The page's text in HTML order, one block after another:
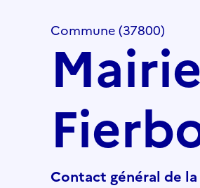
Commune (37800)
Contact général de